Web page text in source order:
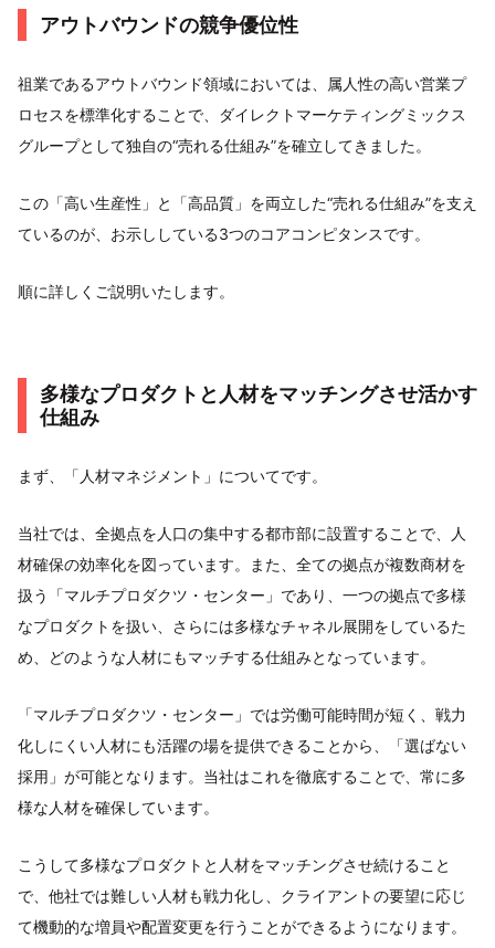
アウトバウンドの競争優位性
祖業であるアウトバウンド領域においては、属人性の高い営業プ
ロセスを標準化することで、ダイレクトマーケティングミックス
グループとして独自の“売れる仕組み”を確立してきました。
この「高い生産性」と「高品質」を両立した“売れる仕組み”を支え
ているのが、お示ししている3つのコアコンピタンスです。
順に詳しくご説明いたします。
多様なプロダクトと人材をマッチングさせ活かす
仕組み
まず、「人材マネジメント」についてです。
当社では、全拠点を人口の集中する都市部に設置することで、人
材確保の効率化を図っています。また、全ての拠点が複数商材を
扱う「マルチプロダクツ・センター」であり、一つの拠点で多様
なプロダクトを扱い、さらには多様なチャネル展開をしているた
め、どのような人材にもマッチする仕組みとなっています。
「マルチプロダクツ・センター」では労働可能時間が短く、戦力
化しにくい人材にも活躍の場を提供できることから、「選ばない
採用」が可能となります。当社はこれを徹底することで、常に多
様な人材を確保しています。
こうして多様なプロダクトと人材をマッチングさせ続けること
で、他社では難しい人材も戦力化し、クライアントの要望に応じ
て機動的な増員や配置変更を行うことができるようになります。